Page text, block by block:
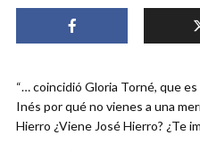
“… coincidió Gloria Torné, que
Inés por qué no vienes a una
Hierro ¿Viene José Hierro? ¿Te